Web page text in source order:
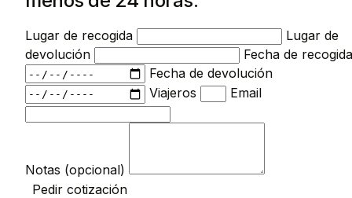
Lugar de recogida
Lugar de
devolución
Fecha de recogida
Fecha de devolución
Viajeros
Email
Notas (opcional)
Pedir cotización